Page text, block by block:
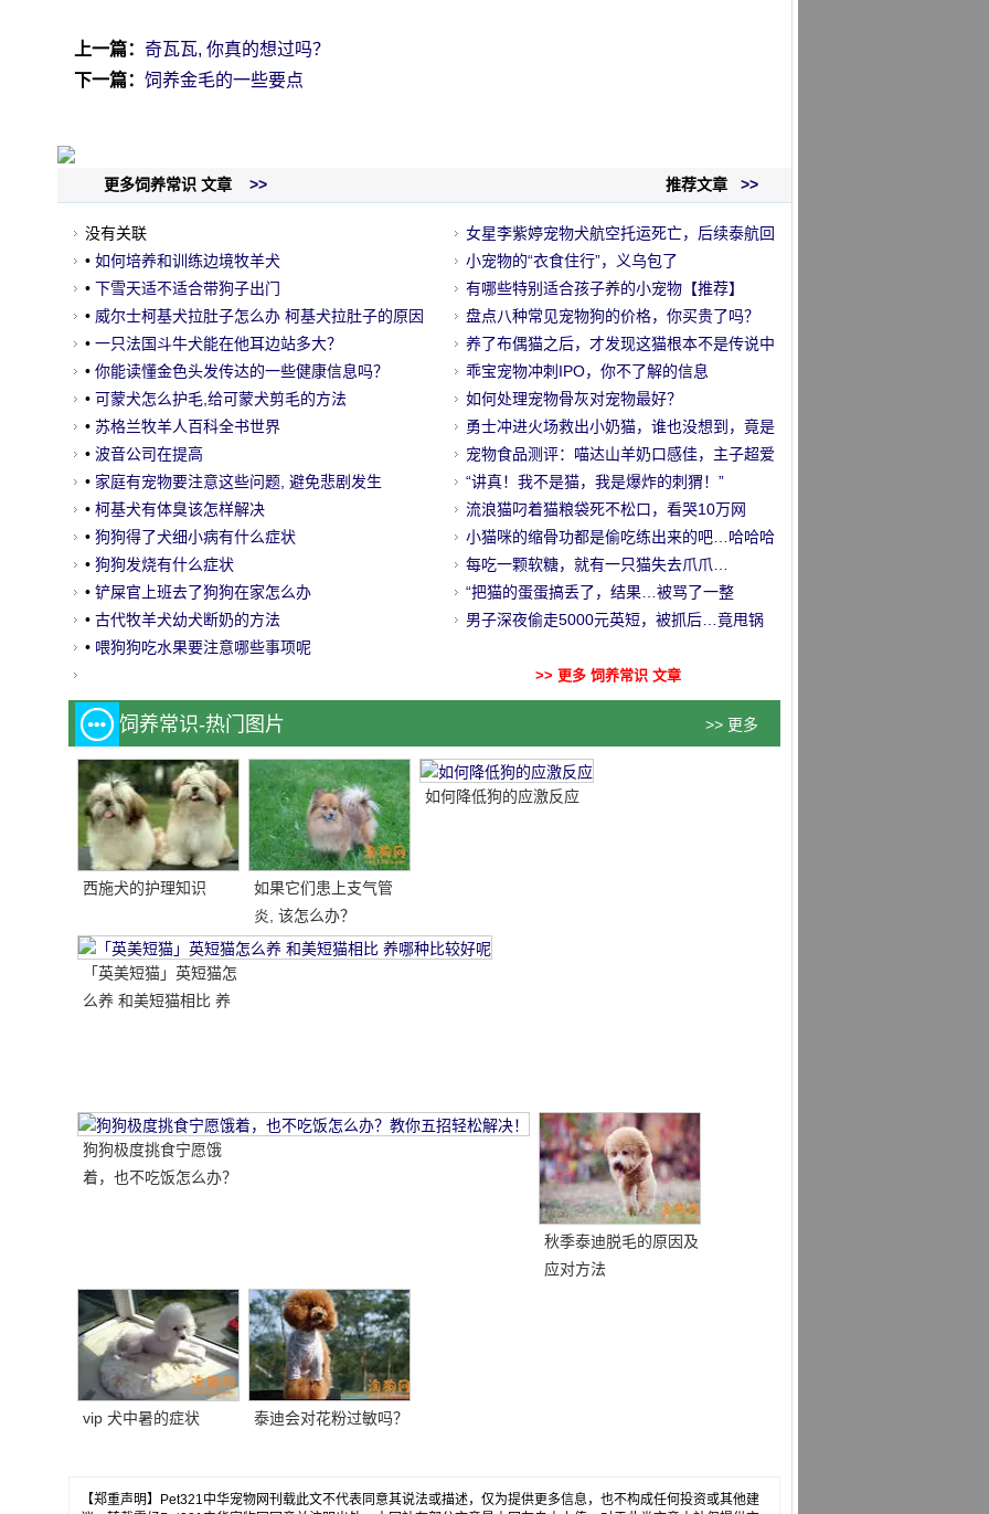
上一篇： 奇瓦瓦, 你真的想过吗？
下一篇： 饲养金毛的一些要点
推荐文章 >>
更多饲养常识 文章 >>
女星李紫婷宠物犬航空托运死亡，后续泰航回
应
小宠物的“衣食住行”，义乌包了
有哪些特别适合孩子养的小宠物【推荐】
盘点八种常见宠物狗的价格，你买贵了吗？
养了布偶猫之后，才发现这猫根本不是传说中
的那么回事
乖宝宠物冲刺IPO，你不了解的信息
如何处理宠物骨灰对宠物最好？
勇士冲进火场救出小奶猫，谁也没想到，竟是
它…
宠物食品测评：喵达山羊奶口感佳，主子超爱
喝！
“讲真！我不是猫，我是爆炸的刺猬！”
流浪猫叼着猫粮袋死不松口，看哭10万网
友…
小猫咪的缩骨功都是偷吃练出来的吧…哈哈哈
每吃一颗软糖，就有一只猫失去爪爪…
“把猫的蛋蛋搞丢了，结果…被骂了一整
年！！”
男子深夜偷走5000元英短，被抓后…竟甩锅
没有关联
• 如何培养和训练边境牧羊犬
• 下雪天适不适合带狗子出门
• 威尔士柯基犬拉肚子怎么办 柯基犬拉肚子的原因
• 一只法国斗牛犬能在他耳边站多大？
• 你能读懂金色头发传达的一些健康信息吗？
• 可蒙犬怎么护毛,给可蒙犬剪毛的方法
• 苏格兰牧羊人百科全书世界
• 波音公司在提高
• 家庭有宠物要注意这些问题, 避免悲剧发生
• 柯基犬有体臭该怎样解决
• 狗狗得了犬细小病有什么症状
• 狗狗发烧有什么症状
• 铲屎官上班去了狗狗在家怎么办
• 古代牧羊犬幼犬断奶的方法
• 喂狗狗吃水果要注意哪些事项呢
>> 更多 饲养常识 文章
饲养常识-热门图片 >> 更多
西施犬的护理知识
如果它们患上支气管
炎, 该怎么办？
如何降低狗的应激反应
「英美短猫」英短猫怎
么养 和美短猫相比 养
狗狗极度挑食宁愿饿
着，也不吃饭怎么办？
秋季泰迪脱毛的原因及
应对方法
vip 犬中暑的症状 泰迪会对花粉过敏吗？
【郑重声明】Pet321中华宠物网刊载此文不代表同意其说法或描述，仅为提供更多信息，也不构成任何投资或其他建